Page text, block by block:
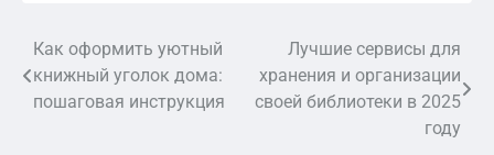
Навигация
по
Как оформить уютный
книжный уголок дома:
пошаговая инструкция
Лучшие сервисы для
хранения и организации
своей библиотеки в 2025
году